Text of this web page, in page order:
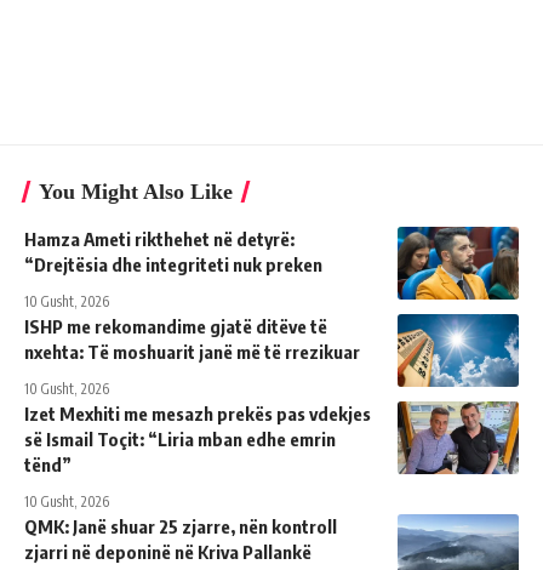
You Might Also Like
Hamza Ameti rikthehet në detyrë:
“Drejtësia dhe integriteti nuk preken
10 Gusht, 2026
ISHP me rekomandime gjatë ditëve të
nxehta: Të moshuarit janë më të rrezikuar
10 Gusht, 2026
Izet Mexhiti me mesazh prekës pas vdekjes
së Ismail Toçit: “Liria mban edhe emrin
tënd”
10 Gusht, 2026
QMK: Janë shuar 25 zjarre, nën kontroll
zjarri në deponinë në Kriva Pallankë